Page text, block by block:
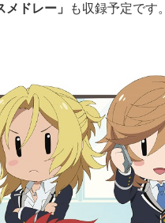
メドレー」
も収録予定です。